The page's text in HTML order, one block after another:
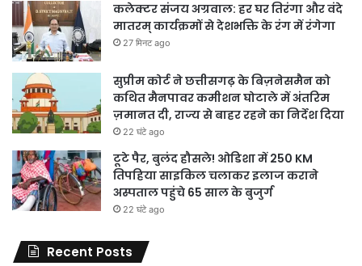
कलेक्टर संजय अग्रवाल: हर घर तिरंगा और वंदे
मातरम् कार्यक्रमों से देशभक्ति के रंग में रंगेगा
27 मिनट ago
सुप्रीम कोर्ट ने छत्तीसगढ़ के बिज़नेसमैन को
कथित मैनपावर कमीशन घोटाले में अंतरिम
ज़मानत दी, राज्य से बाहर रहने का निर्देश दिया
22 घंटे ago
टूटे पैर, बुलंद हौसले! ओडिशा में 250 KM
तिपहिया साइकिल चलाकर इलाज कराने
अस्पताल पहुंचे 65 साल के बुजुर्ग
22 घंटे ago
Recent Posts